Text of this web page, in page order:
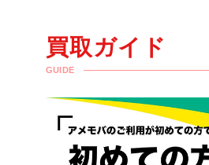
買取ガイド
GUIDE